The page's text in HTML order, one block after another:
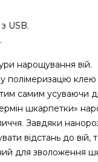
USB.
нарощування вій.
самим усуваючи
шкарпетки»
Завдяки
відстань до вій,
для зволоження